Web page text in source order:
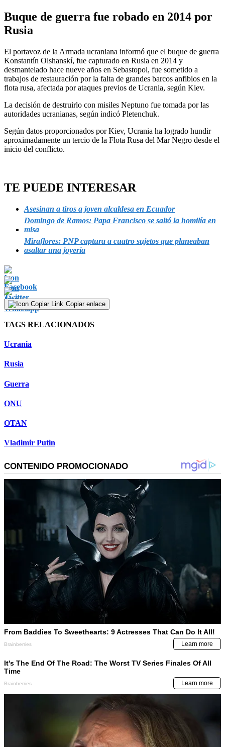
Buque de guerra fue robado en 2014 por
Rusia
El portavoz de la Armada ucraniana informó que el buque de guerra
Konstantín Olshanskí, fue capturado en Rusia en 2014 y
desmantelado hace nueve años en Sebastopol, fue sometido a
trabajos de restauración por la falta de grandes barcos anfibios en la
flota rusa, afectada por ataques previos de Ucrania, según Kiev.
La decisión de destruirlo con misiles Neptuno fue tomada por las
autoridades ucranianas, según indicó Pletenchuk.
Según datos proporcionados por Kiev, Ucrania ha logrado hundir
aproximadamente un tercio de la Flota Rusa del Mar Negro desde el
inicio del conflicto.
TE PUEDE INTERESAR
Asesinan a tiros a joven alcaldesa en Ecuador
Domingo de Ramos: Papa Francisco se saltó la homilía en
misa
Miraflores: PNP captura a cuatro sujetos que planeaban
asaltar una joyería
Copiar enlace
TAGS RELACIONADOS
Ucrania
Rusia
Guerra
ONU
OTAN
Vladimir Putin